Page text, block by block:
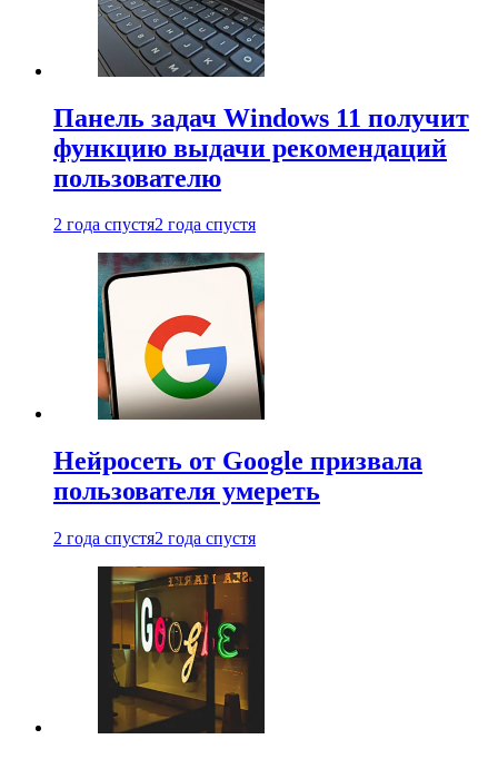
Панель задач Windows 11 получит
функцию выдачи рекомендаций
пользователю
2 года спустя2 года спустя
Нейросеть от Google призвала
пользователя умереть
2 года спустя2 года спустя